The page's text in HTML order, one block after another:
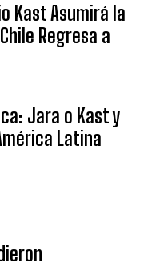
Kast Asumirá la
Regresa a
Jara o Kast y
Latina